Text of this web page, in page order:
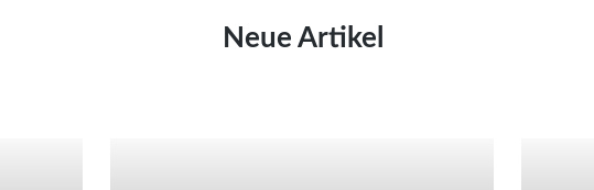
Neue Artikel